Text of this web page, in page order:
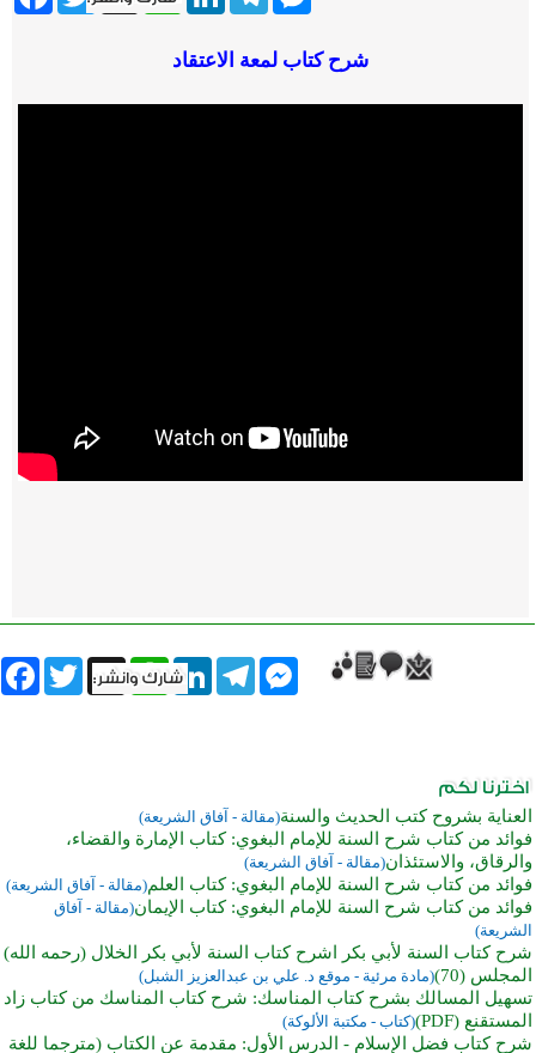
شرح كتاب لمعة الاعتقاد
Twitter X
WhatsAppLinkedInTelegram
Messenger
العناية بشروح كتب الحديث والسنة(مقالة - آفاق الشريعة)
فوائد من كتاب شرح السنة للإمام البغوي: كتاب الإمارة والقضاء،
والرقاق، والاستئذان(مقالة - آفاق الشريعة)
فوائد من كتاب شرح السنة للإمام البغوي: كتاب العلم(مقالة - آفاق الشريعة)
فوائد من كتاب شرح السنة للإمام البغوي: كتاب الإيمان(مقالة - آفاق
الشريعة)
شرح كتاب السنة لأبي بكر اشرح كتاب السنة لأبي بكر الخلال (رحمه الله)
المجلس (70)
(مادة مرئية - موقع د. علي بن عبدالعزيز الشبل)
تسهيل المسالك بشرح كتاب المناسك: شرح كتاب المناسك من كتاب زاد
المستقنع (PDF)
(كتاب - مكتبة الألوكة)
شرح كتاب فضل الإسلام - الدرس الأول: مقدمة عن الكتاب (مترجما للغة